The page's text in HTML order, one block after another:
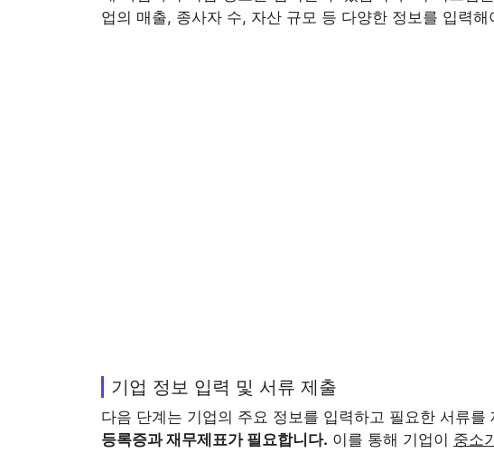
업의 매출, 종사자 수, 자산 규모 등 다양한 정보를 입력해
기업 정보 입력 및 서류 제출
다음 단계는 기업의 주요 정보를 입력하고 필요한 서류를
등록증과 재무제표가 필요합니다. 이를 통해 기업이 중소